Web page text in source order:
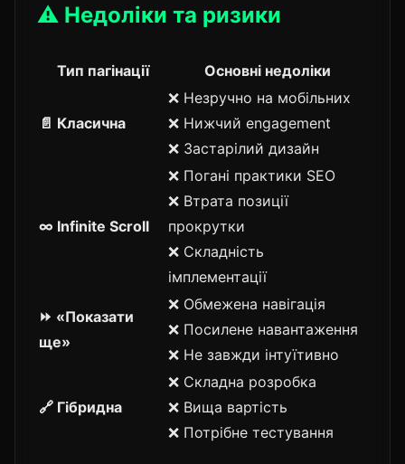
⚠️ Недоліки та ризики
Тип пагінації Основні недоліки
📄 Класична
❌ Незручно на мобільних
❌ Нижчий engagement
❌ Застарілий дизайн
∞ Infinite Scroll
❌ Погані практики SEO
❌ Втрата позиції
прокрутки
❌ Складність
імплементації
⏩ «Показати
ще»
❌ Обмежена навігація
❌ Посилене навантаження
❌ Не завжди інтуїтивно
🔗 Гібридна
❌ Складна розробка
❌ Вища вартість
❌ Потрібне тестування